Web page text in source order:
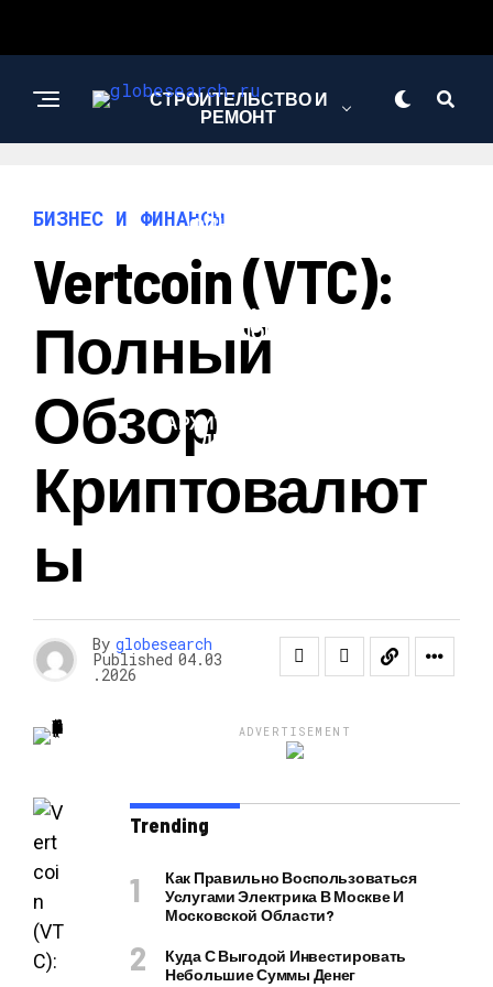
СТРОИТЕЛЬСТВО И
РЕМОНТ
БИЗНЕС И
ФИНАНСЫ
НАУКА И
ТЕХНОЛОГИИ
АРХИТЕКТУРА И
ДИЗАЙН
БИЗНЕС И ФИНАНСЫ
Vertcoin (VTC):
Полный
Обзор
Криптовалют
Ы
By globesearch
Published 04.03
.2026
ADVERTISEMENT
Trending
Как Правильно Воспользоваться
Услугами Электрика В Москве И
Московской Области?
Куда С Выгодой Инвестировать
Небольшие Суммы Денег